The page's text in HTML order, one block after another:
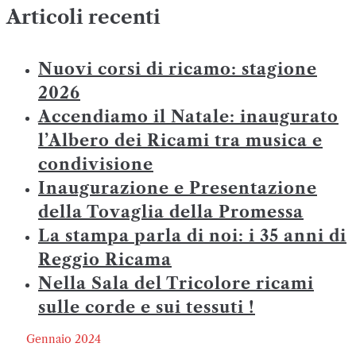
Articoli recenti
Nuovi corsi di ricamo: stagione
2026
Accendiamo il Natale: inaugurato
l’Albero dei Ricami tra musica e
condivisione
Inaugurazione e Presentazione
della Tovaglia della Promessa
La stampa parla di noi: i 35 anni di
Reggio Ricama
Nella Sala del Tricolore ricami
sulle corde e sui tessuti !
Gennaio 2024